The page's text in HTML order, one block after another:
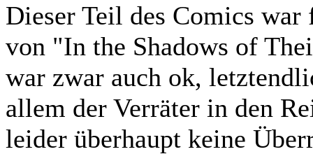
Dieser Teil des Comics
von "In the Shadows of
war zwar auch ok,
allem der Verräter in den
leider überhaupt keine